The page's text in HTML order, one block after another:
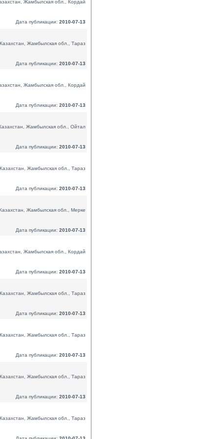
Жамбылская обл., Кордай
Дата публикации: 2010-07-13
Казахстан, Жамбылская обл., Тараз
Дата публикации: 2010-07-13
Жамбылская обл., Кордай
Дата публикации: 2010-07-13
Жамбылская обл., Ойтал
Дата публикации: 2010-07-13
Казахстан, Жамбылская обл., Тараз
Дата публикации: 2010-07-13
Жамбылская обл., Мерке
Дата публикации: 2010-07-13
Жамбылская обл., Кордай
Дата публикации: 2010-07-13
Казахстан, Жамбылская обл., Тараз
Дата публикации: 2010-07-13
Казахстан, Жамбылская обл., Тараз
Дата публикации: 2010-07-13
Казахстан, Жамбылская обл., Тараз
Дата публикации: 2010-07-13
Казахстан, Жамбылская обл., Тараз